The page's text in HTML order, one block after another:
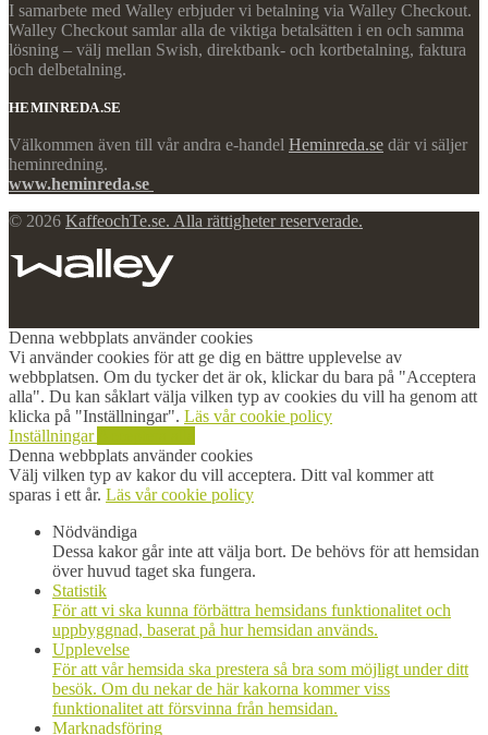
I samarbete med Walley erbjuder vi betalning via Walley Checkout.
Walley Checkout samlar alla de viktiga betalsätten i en och samma
lösning – välj mellan Swish, direktbank- och kortbetalning, faktura
och delbetalning.
HEMINREDA.SE
Välkommen även till vår andra e-handel Heminreda.se där vi säljer
heminredning.
www.heminreda.se
© 2026 KaffeochTe.se. Alla rättigheter reserverade.
Denna webbplats använder cookies
Vi använder cookies för att ge dig en bättre upplevelse av
webbplatsen. Om du tycker det är ok, klickar du bara på "Acceptera
alla". Du kan såklart välja vilken typ av cookies du vill ha genom att
klicka på "Inställningar". Läs vår cookie policy
Inställningar
Denna webbplats använder cookies
Välj vilken typ av kakor du vill acceptera. Ditt val kommer att
sparas i ett år. Läs vår cookie policy
Nödvändiga
Dessa kakor går inte att välja bort. De behövs för att hemsidan
över huvud taget ska fungera.
Statistik
För att vi ska kunna förbättra hemsidans funktionalitet och
uppbyggnad, baserat på hur hemsidan används.
Upplevelse
För att vår hemsida ska prestera så bra som möjligt under ditt
besök. Om du nekar de här kakorna kommer viss
funktionalitet att försvinna från hemsidan.
Marknadsföring